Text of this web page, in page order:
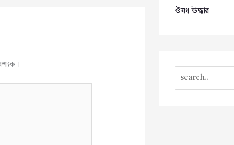
ঔষধ উদ্ধার